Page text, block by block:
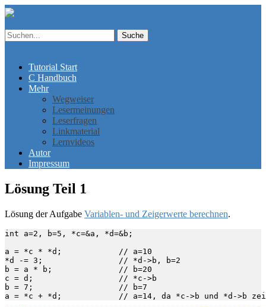
Tutorial Start
C Handbuch
Mehr
Wegweiser
Lesermeinungen
Leserfragen
Linkmaterial
Lernvideos
Autor
Impressum
Lösung Teil 1
Lösung der Aufgabe Variablen- und Zeigerwerte berechnen.
int a=2, b=5, *c=&a, *d=&b;
a = *c * *d;		// a=10
*d -= 3;		// *d->b, b=2
b = a * b;		// b=20
c = d;			// *c->b
b = 7;			// b=7